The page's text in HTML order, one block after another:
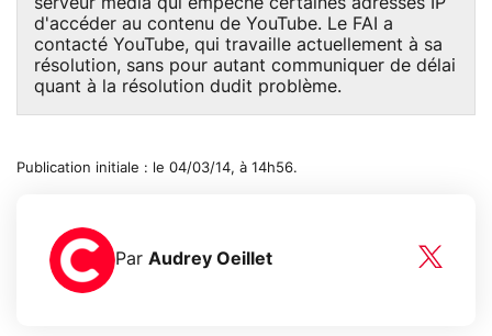
d'accéder au contenu de YouTube. Le FAI a
contacté YouTube, qui travaille actuellement à sa
résolution, sans pour autant communiquer de délai
quant à la résolution dudit problème.
Publication initiale : le 04/03/14, à 14h56.
Par Audrey Oeillet